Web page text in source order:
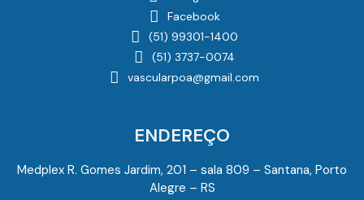
Facebook
(51) 99301-1400
(51) 3737-0074
vascularpoa@gmail.com
ENDEREÇO
Medplex R. Gomes Jardim, 201 – sala 809 – Santana, Porto
Alegre – RS